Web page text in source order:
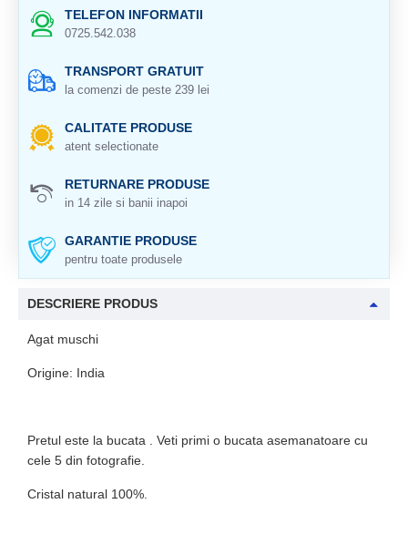
TELEFON INFORMATII
0725.542.038
TRANSPORT GRATUIT
la comenzi de peste 239 lei
CALITATE PRODUSE
atent selectionate
RETURNARE PRODUSE
in 14 zile si banii inapoi
GARANTIE PRODUSE
pentru toate produsele
DESCRIERE PRODUS
Agat muschi
Origine: India
Pretul este la bucata . Veti primi o bucata asemanatoare cu
cele 5 din fotografie.
Cristal natural 100%.